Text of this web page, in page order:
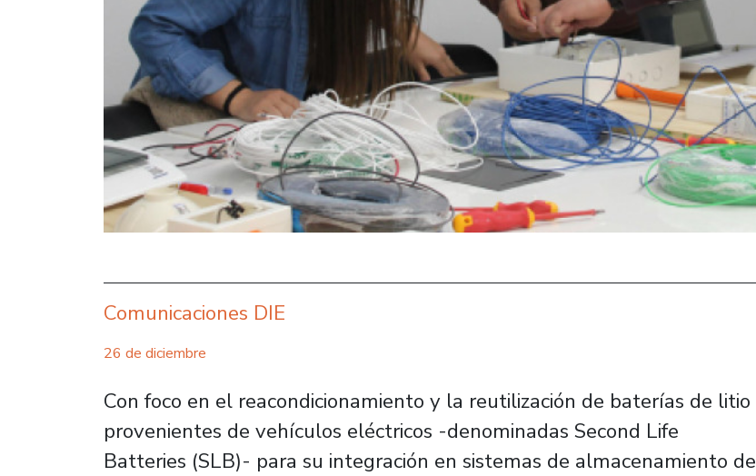
Comunicaciones DIE
26 de diciembre
Con foco en el reacondicionamiento y la reutilización de baterías de litio
provenientes de vehículos eléctricos -denominadas Second Life
Batteries (SLB)- para su integración en sistemas de almacenamiento de